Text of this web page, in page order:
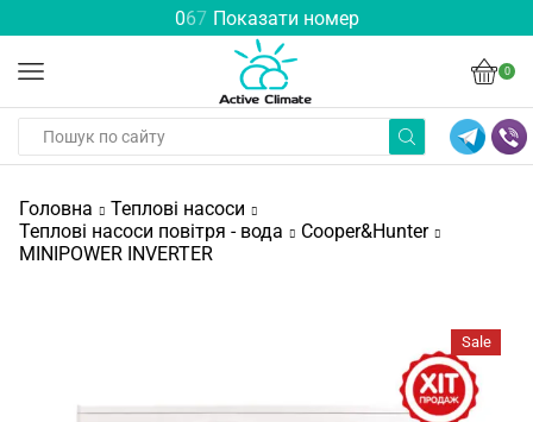
067 Показати номер
0
Головна
Теплові насоси
Теплові насоси повітря - вода
Cooper&Hunter
MINIPOWER INVERTER
Sale